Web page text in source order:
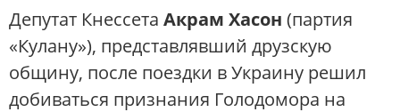
Депутат Кнессета Акрам Хасон (партия
«Кулану»), представлявший друзскую
общину, после поездки в Украину решил
добиваться признания Голодомора на